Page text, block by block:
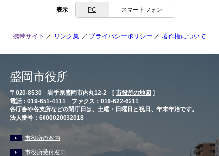
表示 PC スマートフォン
携帯サイト リンク集 プライバシーポリシー 著作権について
盛岡市役所
〒020-8530 岩手県盛岡市内丸12-2 [ 市役所の地図 ］
電話：019-651-4111 ファクス：019-622-6211
各庁舎や各支所などの閉庁日は、土曜・日曜日と祝日、年末年始です。
法人番号：6000020032018
市役所の案内
市役所受付窓口